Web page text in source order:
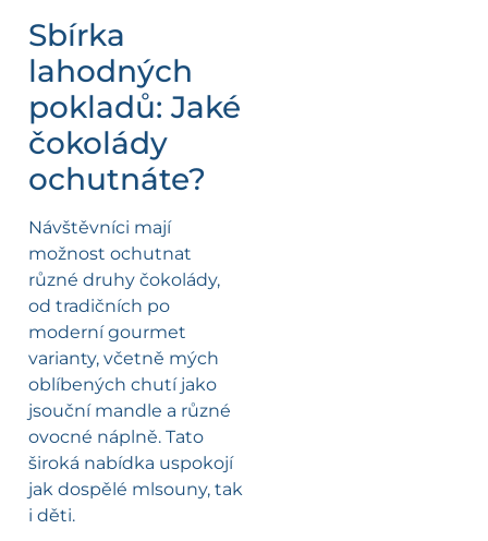
Sbírka
lahodných
pokladů: Jaké
čokolády
ochutnáte?
Návštěvníci mají
možnost ochutnat
různé druhy čokolády,
od tradičních po
moderní gourmet
varianty, včetně mých
oblíbených chutí jako
jsouční mandle a různé
ovocné náplně. Tato
široká nabídka uspokojí
jak dospělé mlsouny, tak
i děti.